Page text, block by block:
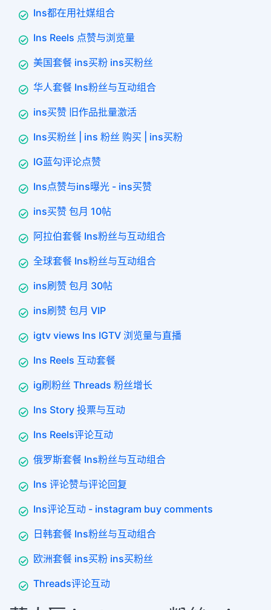
Ins都在用社媒组合
Ins Reels 点赞与浏览量
美国套餐 ins买粉 ins买粉丝
华人套餐 Ins粉丝与互动组合
ins买赞 旧作品批量激活
Ins买粉丝 | ins 粉丝 购买 | ins买粉
IG蓝勾评论点赞
Ins点赞与ins曝光 - ins买赞
ins买赞 包月 10帖
阿拉伯套餐 Ins粉丝与互动组合
全球套餐 Ins粉丝与互动组合
ins刷赞 包月 30帖
ins刷赞 包月 VIP
igtv views Ins IGTV 浏览量与直播
Ins Reels 互动套餐
ig刷粉丝 Threads 粉丝增长
Ins Story 投票与互动
Ins Reels评论互动
俄罗斯套餐 Ins粉丝与互动组合
Ins 评论赞与评论回复
Ins评论互动 - instagram buy comments
日韩套餐 Ins粉丝与互动组合
欧洲套餐 ins买粉 ins买粉丝
Threads评论互动